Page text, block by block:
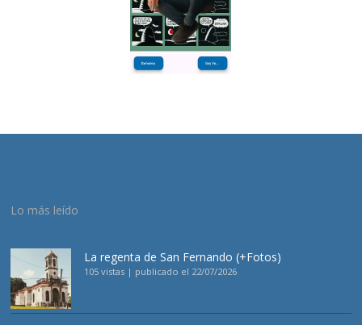
Lo más leído
La regenta de San Fernando (+Fotos)
105 vistas | publicado el 22/07/2026